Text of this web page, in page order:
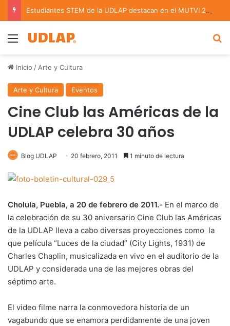
Estudiantes STEM de la UDLAP destacan en el MUTVI 2026
Menu
Inicio / Arte y Cultura
Arte y Cultura Eventos
Cine Club las Américas de la
UDLAP celebra 30 años
Blog UDLAP 20 febrero, 2011 1 minuto de lectura
Cholula, Puebla, a 20 de febrero de 2011.- En el marco de
la celebración de su 30 aniversario Cine Club las Américas
de la UDLAP lleva a cabo diversas proyecciones como la
que película “Luces de la ciudad” (City Lights, 1931) de
Charles Chaplin, musicalizada en vivo en el auditorio de la
UDLAP y considerada una de las mejores obras del
séptimo arte.
El video filme narra la conmovedora historia de un
vagabundo que se enamora perdidamente de una joven